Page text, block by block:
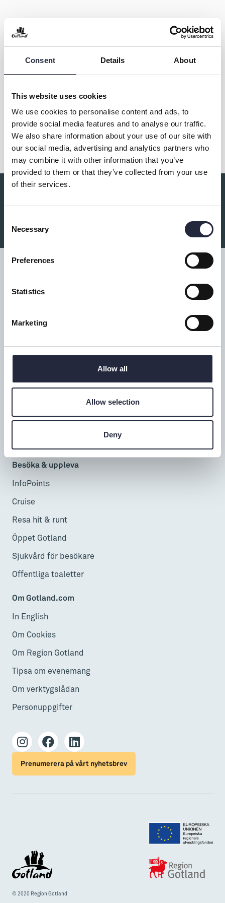
Consent Details About
This website uses cookies
We use cookies to personalise content and ads, to
provide social media features and to analyse our traffic.
We also share information about your use of our site with
our social media, advertising and analytics partners who
may combine it with other information that you’ve
provided to them or that they’ve collected from your use
of their services.
Selection
Necessary
Preferences
Statistics
Marketing
Allow all
Allow selection
Deny
Kontakt & öppettider
Dela
Turistbyrå
Donnerska huset
Alla dagar: 9-17
Telefontid alla dagar: 9-16
Besöka & uppleva
InfoPoints
Cruise
Resa hit & runt
Öppet Gotland
Sjukvård för besökare
Offentliga toaletter
Om Gotland.com
In English
Om Cookies
Om Region Gotland
Tipsa om evenemang
Om verktygslådan
Personuppgifter
Prenumerera på vårt nyhetsbrev
© 2020 Region Gotland